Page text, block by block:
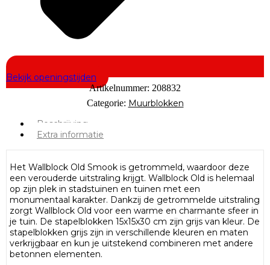
Bekijk openingstijden
Artikelnummer: 208832
Categorie: Muurblokken
Beschrijving
Extra informatie
Het Wallblock Old Smook is getrommeld, waardoor deze
een verouderde uitstraling krijgt. Wallblock Old is helemaal
op zijn plek in stadstuinen en tuinen met een
monumentaal karakter. Dankzij de getrommelde uitstraling
zorgt Wallblock Old voor een warme en charmante sfeer in
je tuin. De stapelblokken 15x15x30 cm zijn grijs van kleur. De
stapelblokken grijs zijn in verschillende kleuren en maten
verkrijgbaar en kun je uitstekend combineren met andere
betonnen elementen.